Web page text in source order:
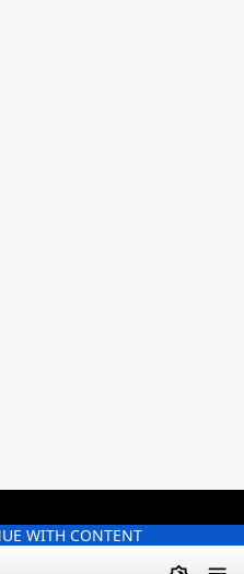
WITH CONTENT